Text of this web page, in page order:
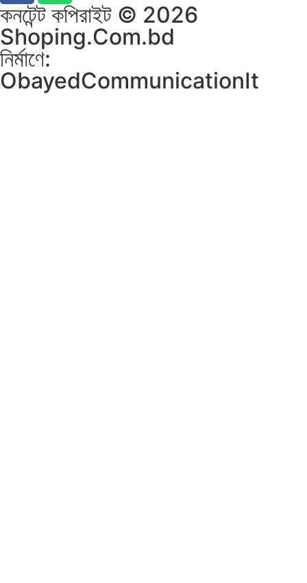
কনটেন্ট কপিরাইট © 2026
Shoping.Com.bd
নির্মাণে:
ObayedCommunicationIt